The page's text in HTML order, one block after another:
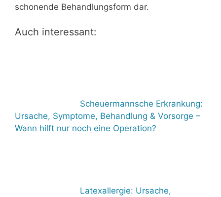
schonende Behandlungsform dar.
Auch interessant:
Scheuermannsche Erkrankung:
Ursache, Symptome, Behandlung & Vorsorge –
Wann hilft nur noch eine Operation?
Latexallergie: Ursache,